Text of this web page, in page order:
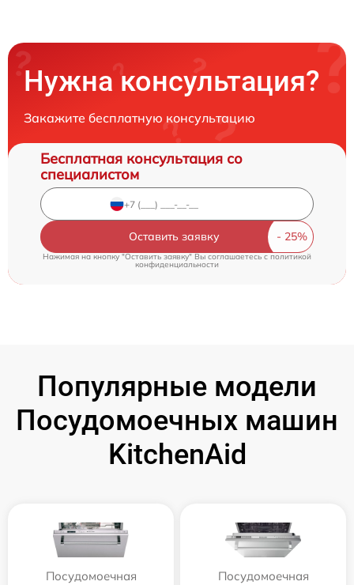
Нужна консультация?
Закажите бесплатную консультацию
Бесплатная консультация со
специалистом
Оставить заявку
Нажимая на кнопку "Оставить заявку" Вы соглашаетесь c политикой
конфиденциальности
Популярные модели
Посудомоечных машин
KitchenAid
Посудомоечная
Посудомоечная